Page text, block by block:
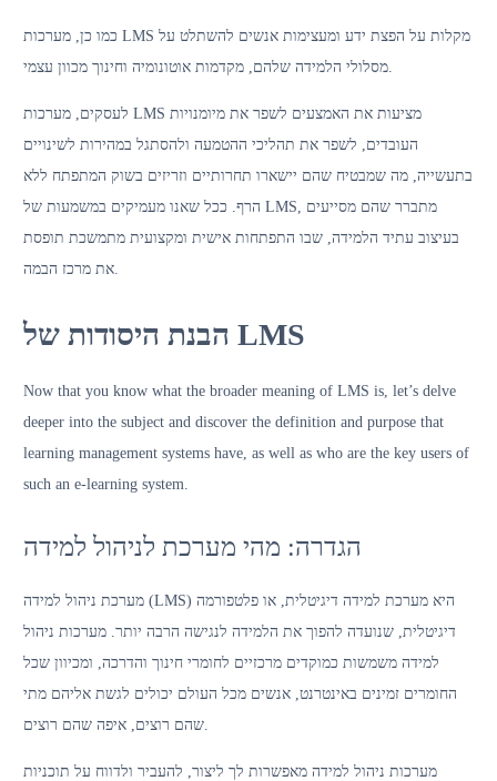
כמו כן, מערכות LMS מקלות על הפצת ידע ומעצימות אנשים להשתלט על
מסלולי הלמידה שלהם, מקדמות אוטונומיה וחינוך מכוון עצמי.
לעסקים, מערכות LMS מציעות את האמצעים לשפר את מיומנויות
העובדים, לשפר את תהליכי ההטמעה ולהסתגל במהירות לשינויים
בתעשייה, מה שמבטיח שהם יישארו תחרותיים וזריזים בשוק המתפתח ללא
הרף. ככל שאנו מעמיקים במשמעות של LMS, מתברר שהם מסייעים
בעיצוב עתיד הלמידה, שבו התפתחות אישית ומקצועית מתמשכת תופסת
את מרכז הבמה.
הבנת היסודות של LMS
Now that you know what the broader meaning of LMS is, let’s delve
deeper into the subject and discover the definition and purpose that
learning management systems have, as well as who are the key users of
such an e-learning system.
הגדרה: מהי מערכת לניהול למידה
מערכת ניהול למידה (LMS) היא מערכת למידה דיגיטלית, או פלטפורמה
דיגיטלית, שנועדה להפוך את הלמידה לנגישה הרבה יותר. מערכות ניהול
למידה משמשות כמוקדים מרכזיים לחומרי חינוך והדרכה, ומכיוון שכל
החומרים זמינים באינטרנט, אנשים מכל העולם יכולים לגשת אליהם מתי
שהם רוצים, איפה שהם רוצים.
מערכות ניהול למידה מאפשרות לך ליצור, להעביר ולדווח על תוכניות